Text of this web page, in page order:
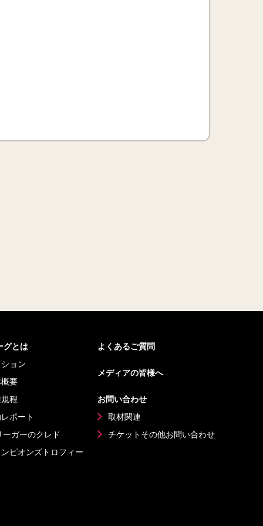
グとは
ョン
要
程
ポート
ーガーのクレド
ピオンズ トロフィー
よくあるご質問
メディアの皆様へ
お問い合わせ
取材関連
チケットその他お問い合わせ